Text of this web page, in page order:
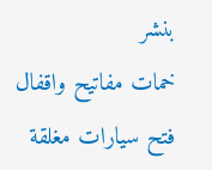
بنشر
خمات مفاتيح واقفال
فتح سيارات مغلقة